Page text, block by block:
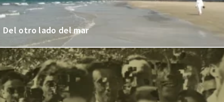
Del otro lado del mar